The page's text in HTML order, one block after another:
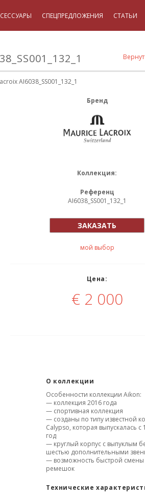
СПЕЦПРЕДЛОЖЕНИЯ СТАТЬИ
AI6038_SS001_132_1
Бренд
Коллекция:
Референц
AI6038_SS001_132_1
ЗАКАЗАТЬ
мой выбор
Цена:
€2 000
О коллекции
Особенности коллекции Aikon:
— коллекция 2016 года
— спортивная коллекция
— созданы по типу известной
Calypso, которая выпускалась с
год
— круглый корпус с выпуклым
шестью дополнительными
— возможность быстрой смены
ремешок
Технические